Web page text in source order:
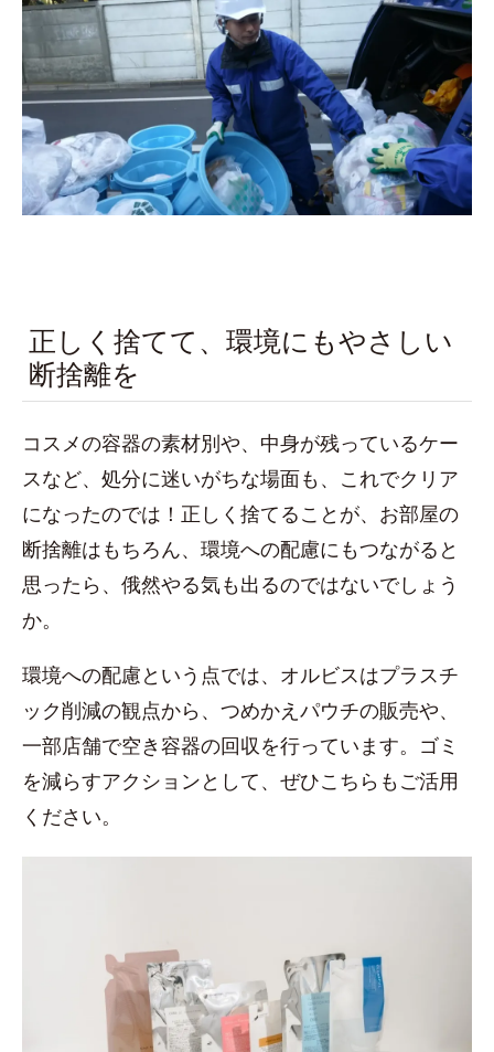
正しく捨てて、環境にもやさしい
断捨離を
コスメの容器の素材別や、中身が残っているケー
スなど、処分に迷いがちな場面も、これでクリア
になったのでは！正しく捨てることが、お部屋の
断捨離はもちろん、環境への配慮にもつながると
思ったら、俄然やる気も出るのではないでしょう
か。
環境への配慮という点では、オルビスはプラスチ
ック削減の観点から、つめかえパウチの販売や、
一部店舗で空き容器の回収を行っています。ゴミ
を減らすアクションとして、ぜひこちらもご活用
ください。